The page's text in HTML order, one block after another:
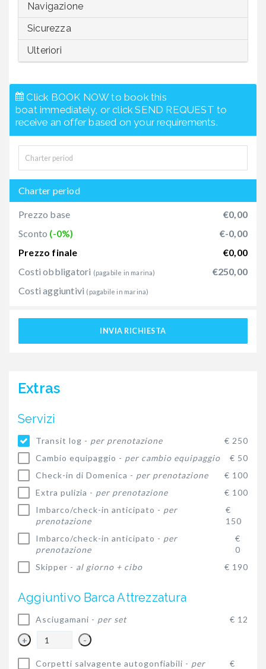
Navigazione
Sicurezza
Ulteriori
Click BOOK NOW to book this
boat immediately, or click SEND REQUEST to
receive an offer based on your requirements.
Charter period
Prezzo base
€0,00
Sconto (-0%)
€-0,00
Prezzo finale
€0,00
Costi obbligatori (pagabile in marina)
€250,00
Costi aggiuntivi (pagabile in marina)
INVIA RICHIESTA
Extras
Servizi
Transit log - per prenotazione
€ 250
Cambio equipaggio - per cambio equipaggio
€ 50
Check-in di Domenica - per prenotazione
€ 100
Extra pulizia - per prenotazione
€ 100
Imbarco/check-in anticipato - per
prenotazione
€
150
Imbarco/check-in anticipato - per
prenotazione
€
0
Skipper - al giorno + cibo € 190
Aggiuntivo Barca Attrezzatura
Asciugamani - per set € 12
+ -
Corpetti salvagente autogonfiabili - per €